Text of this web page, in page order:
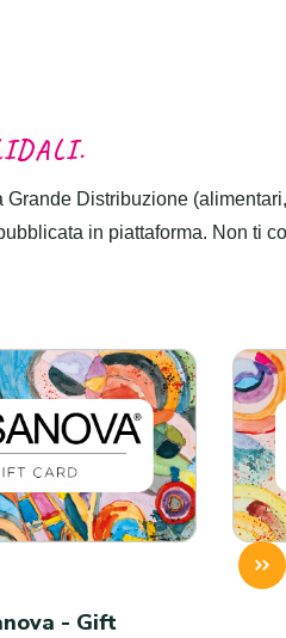
IDALI.
Distribuzione
in piattaforma. Non ti
- Gift